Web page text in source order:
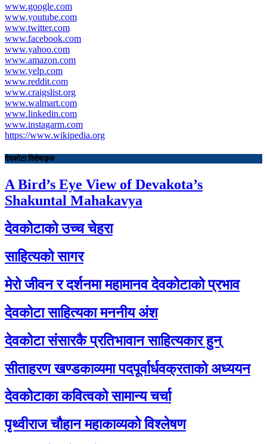
www.google.com
www.youtube.com
www.twitter.com
www.facebook.com
www.yahoo.com
www.amazon.com
www.yelp.com
www.reddit.com
www.craigslist.org
www.walmart.com
www.linkedin.com
www.instagarm.com
https://www.wikipedia.org
देवकोटा विशेषाङ्क
A Bird’s Eye View of Devakota’s
Shakuntal Mahakavya
देवकोटाको उच्च चेहरा
साहित्यको सागर
मेरो जीवन र दर्शनमा महामानव देवकोटाको प्रभाव
देवकोटा साहित्यका मननीय अंश
देवकोटा संसारकै प्रतिभावान साहित्यकार हुन्
सीताहरण खण्डकाव्यमा पदपूर्वार्धवक्रताको अध्ययन
देवकोटाका कवित्वको सामान्य चर्चा
पृथ्वीराज चौहान महाकाव्यको विश्लेषण